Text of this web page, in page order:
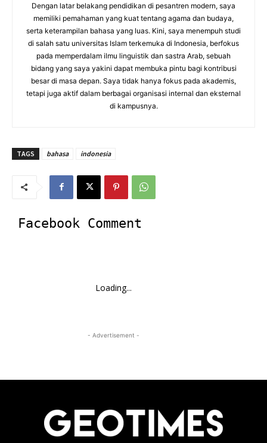
Dengan latar belakang pendidikan di pesantren modern, saya
memiliki pemahaman yang kuat tentang agama dan budaya,
serta keterampilan bahasa yang luas. Kini, saya menempuh studi
di salah satu universitas Islam terkemuka di Indonesia, berfokus
pada memperdalam ilmu linguistik dan sastra Arab, sebuah
bidang yang saya yakini dapat membuka pintu bagi kontribusi
besar di masa depan. Saya tidak hanya fokus pada akademis,
tetapi juga aktif dalam berbagai organisasi internal dan eksternal
di kampusnya.
TAGS bahasa indonesia
Facebook Comment
Loading...
- Advertisement -